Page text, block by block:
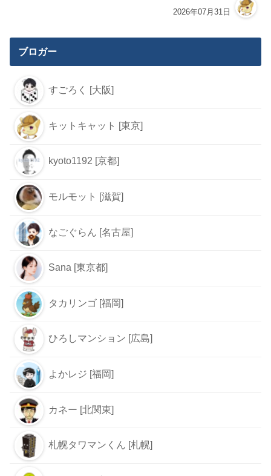
2026年07月31日
ブロガー
すごろく [大阪]
キットキャット [東京]
kyoto1192 [京都]
モルモット [滋賀]
なごぐらん [名古屋]
Sana [東京都]
タカリンゴ [福岡]
ひろしマンション [広島]
よかレジ [福岡]
カネー [北関東]
札幌タワマンくん [札幌]